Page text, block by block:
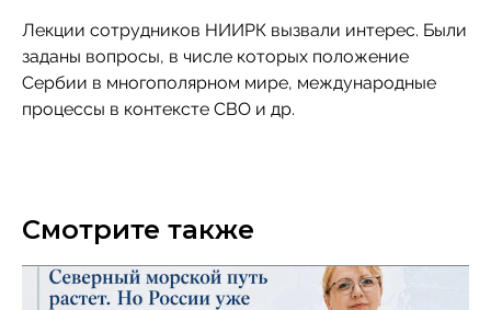
Лекции сотрудников НИИРК вызвали интерес. Были
заданы вопросы, в числе которых положение
Сербии в многополярном мире, международные
процессы в контексте СВО и др.
Смотрите также